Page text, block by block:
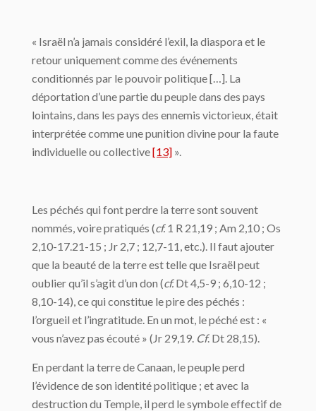
« Israël n’a jamais considéré l’exil, la diaspora et le
retour uniquement comme des événements
conditionnés par le pouvoir politique […]. La
déportation d’une partie du peuple dans des pays
lointains, dans les pays des ennemis victorieux, était
interprétée comme une punition divine pour la faute
individuelle ou collective[13] ».
Les péchés qui font perdre la terre sont souvent
nommés, voire pratiqués (cf.1 R 21,19 ; Am 2,10 ; Os
2,10-17.21-15 ; Jr 2,7 ; 12,7-11, etc.). Il faut ajouter
que la beauté de la terre est telle que Israël peut
oublier qu’il s’agit d’un don (cf.Dt 4,5-9 ; 6,10-12 ;
8,10-14), ce qui constitue le pire des péchés :
l’orgueil et l’ingratitude. En un mot, le péché est : «
vous n’avez pas écouté » (Jr 29,19. Cf. Dt 28,15).
En perdant la terre de Canaan, le peuple perd
l’évidence de son identité politique ; et avec la
destruction du Temple, il perd le symbole effectif de